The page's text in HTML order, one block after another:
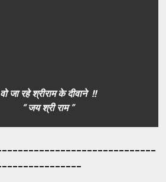
वो जा रहे श्रीराम के दीवाने !!
“ जय श्री राम ”